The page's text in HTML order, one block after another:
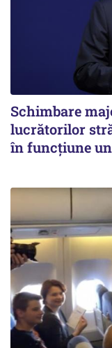
Schimbare
lucrătorilor
în funcțiune